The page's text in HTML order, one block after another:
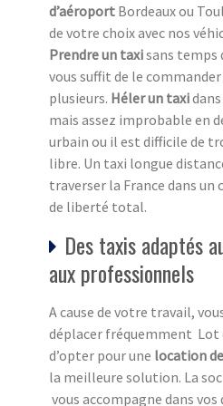
d’aéroport Bordeaux ou
de votre choix avec nos
Prendre un taxisans temps
vous suffit de le
plusieurs. Héler un taxi
mais assez improbable en
urbain ou il est difficile de
libre. Un taxi longue
traverser la France dans
de liberté total.
Des taxis adaptés
aux professionnels
A cause de votre travail,
déplacer fréquemment Lot
d’opter pour une location
la meilleure solution. La
vous accompagne dans